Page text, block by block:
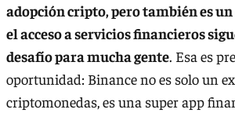
adopción cripto, pero también es
el acceso a servicios financieros
desafío para mucha gente. Esa es
oportunidad: Binance no es solo un
criptomonedas, es una super app